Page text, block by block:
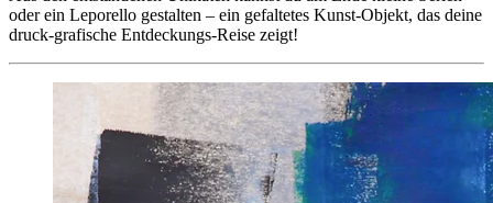
oder ein Leporello gestalten – ein gefaltetes Kunst-Objekt, das deine
druck-grafische Entdeckungs-Reise zeigt!